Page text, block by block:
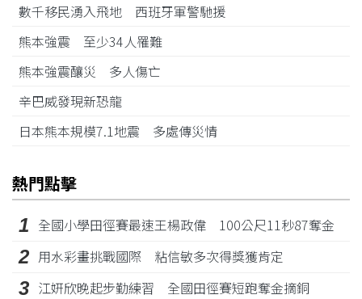
數千移民湧入飛地 西班牙軍警馳援
熊本強震 至少34人罹難
熊本強震釀災 多人傷亡
辛巴威發現新恐龍
日本熊本規模7.1地震 多處傳災情
熱門點擊
1 全國小學田徑賽最速王楊政偉 100公尺11秒87奪金
2 用水彩畫挑戰國際 粘信敏多次得獎獲肯定
3 江姸欣晚起步勤練習 全國田徑賽短跑奪金摘銅